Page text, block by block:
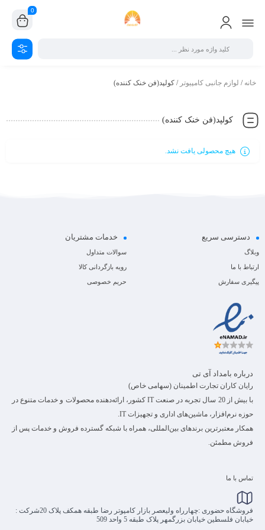
0
خانه / لوازم جانبی کامپیوتر / کولپد(فن خنک کننده)
کولپد(فن خنک کننده)
هیچ محصولی یافت نشد.
دسترسی سریع
وبلاگ
ارتباط با ما
پیگیری سفارش
خدمات مشتریان
سوالات متداول
رویه بازگردانی کالا
حریم خصوصی
درباره بامداد آی تی
رایان کاران تجارت اطمینان (سهامی خاص)
با بیش از 20 سال تجربه در صنعت IT کشور، ارائه‌دهنده محصولات و خدمات متنوع در
حوزه نرم‌افزار، ماشین‌های اداری و تجهیزات IT.
همکار معتبرترین برندهای بین‌المللی، همراه با شبکه گسترده فروش و خدمات پس از
فروش مطمئن.
تماس با ما
فروشگاه حضوری :چهارراه ولیعصر بازار کامپوتر رضا طبقه همکف پلاک 20شرکت :
خیابان فلسطین خیابان بزرگمهر پلاک طبقه 5 واحد 509